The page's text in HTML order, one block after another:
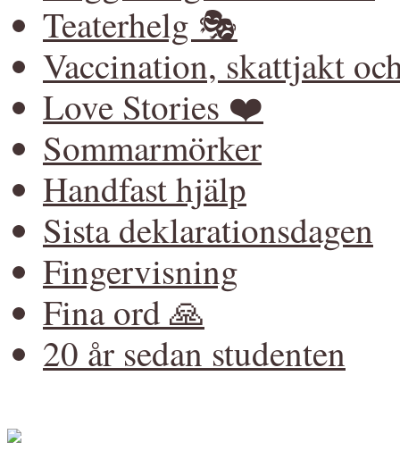
Teaterhelg 🎭
Vaccination, skattjakt
Love Stories ❤️
Sommarmörker
Handfast hjälp
Sista deklarationsdagen
Fingervisning
Fina ord 🙏
20 år sedan studenten